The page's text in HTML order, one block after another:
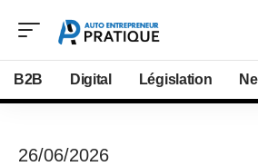
B2B Digital Législation
26/06/2026